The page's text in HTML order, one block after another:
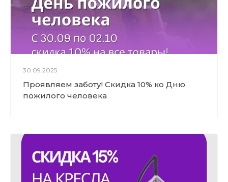
30.09.2025
Проявляем заботу! Скидка 10% ко Дню
пожилого человека